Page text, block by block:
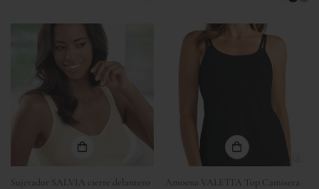
Sujetador SALVIA cierre delantero
Amoena VALETTA Top Camiseta